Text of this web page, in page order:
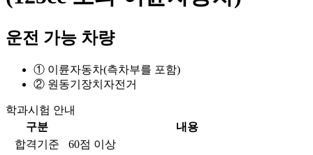
운전 가능 차량
① 이륜자동차(측차부를 포함)
② 원동기장치자전거
학과시험 안내
구분
내용
합격기준
60점 이상